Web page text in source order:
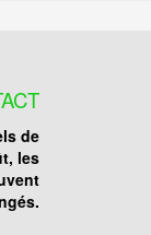
de
les